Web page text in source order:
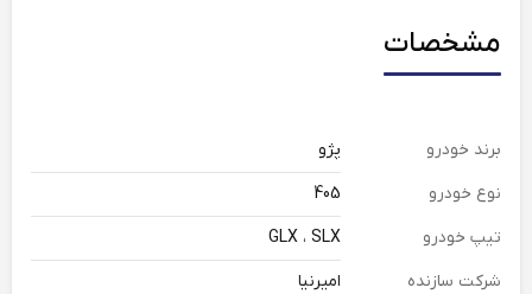
مشخصات
برند خودرو
پژو
نوع خودرو
405
تیپ خودرو
GLX ، SLX
شرکت سازنده
امیرنیا